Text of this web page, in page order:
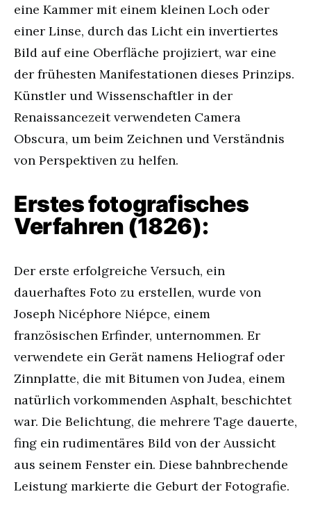
eine Kammer mit einem kleinen Loch oder
einer Linse, durch das Licht ein invertiertes
Bild auf eine Oberfläche projiziert, war eine
der frühesten Manifestationen dieses Prinzips.
Künstler und Wissenschaftler in der
Renaissancezeit verwendeten Camera
Obscura, um beim Zeichnen und Verständnis
von Perspektiven zu helfen.
Erstes fotografisches
Verfahren (1826):
Der erste erfolgreiche Versuch, ein
dauerhaftes Foto zu erstellen, wurde von
Joseph Nicéphore Niépce, einem
französischen Erfinder, unternommen. Er
verwendete ein Gerät namens Heliograf oder
Zinnplatte, die mit Bitumen von Judea, einem
natürlich vorkommenden Asphalt, beschichtet
war. Die Belichtung, die mehrere Tage dauerte,
fing ein rudimentäres Bild von der Aussicht
aus seinem Fenster ein. Diese bahnbrechende
Leistung markierte die Geburt der Fotografie.